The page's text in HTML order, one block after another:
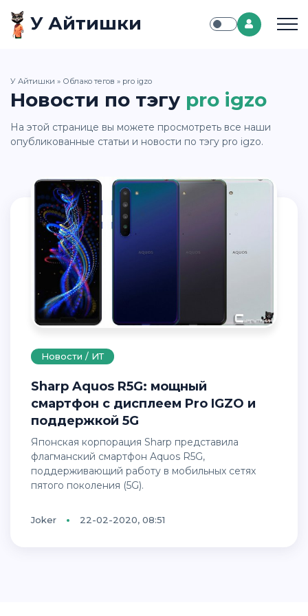
У Айтишки
У Айтишки » Облако тегов » pro igzo
Новости по тэгу pro igzo
На этой странице вы можете просмотреть все наши
опубликованные статьи и новости по тэгу pro igzo.
Новости / ИТ
Sharp Aquos R5G: мощный
смартфон с дисплеем Pro IGZO и
поддержкой 5G
Японская корпорация Sharp представила
флагманский смартфон Aquos R5G,
поддерживающий работу в мобильных сетях
пятого поколения (5G).
Joker 22-02-2020, 08:51